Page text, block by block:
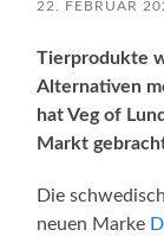
22. FEBRUAR
Tierprodukte
Alternativen
hat Veg of
Markt
Die
neuen Marke